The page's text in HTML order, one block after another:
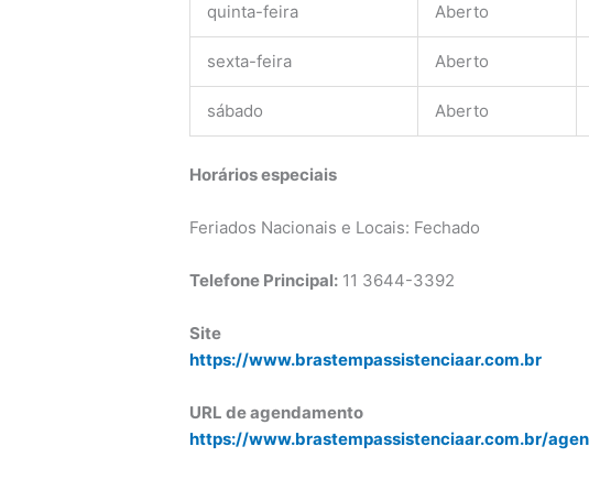
quinta-feira Aberto
sexta-feira Aberto
sábado Aberto
Horários especiais
Feriados Nacionais e Locais: Fechado
Telefone Principal: 11 3644-3392
Site
https://www.brastempassistenciaar.com.br
URL de agendamento
https://www.brastempassistenciaar.com.br/